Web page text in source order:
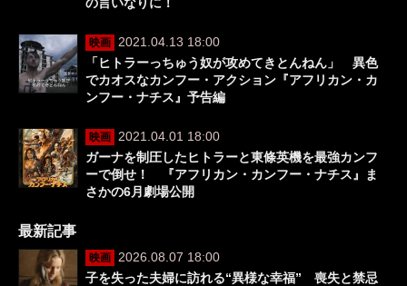
映画
2021.04.13 18:00
「ヒトラーっちゅう奴が攻めてきとんねん」 異色
でカオスなカンフー・アクション『アフリカン・カ
ンフー・ナチス』予告編
映画
2021.04.01 18:00
ガーナを制圧したヒトラーと東條英機を最強カンフ
ーで倒せ！ 『アフリカン・カンフー・ナチス』ま
さかの6月劇場公開
最新記事
映画
2026.08.07 18:00
子を失った夫婦に訪れる“異様な幸福” 喪失と禁忌